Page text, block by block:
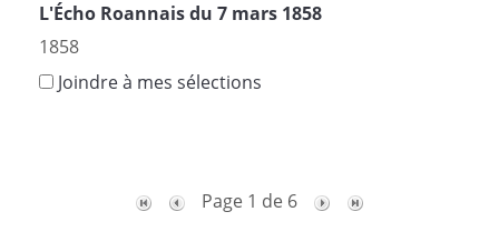
L'Écho Roannais du 7 mars 1858
1858
Joindre à mes sélections
Page 1 de 6